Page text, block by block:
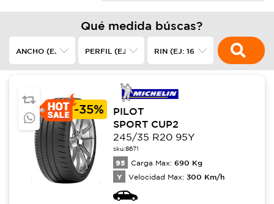
Qué medida búscas?
-35%
PILOT
SPORT CUP2
245/35 R20 95Y
sku:8671
95 Carga Max: 690 Kg
Y Velocidad Max: 300 Km/h